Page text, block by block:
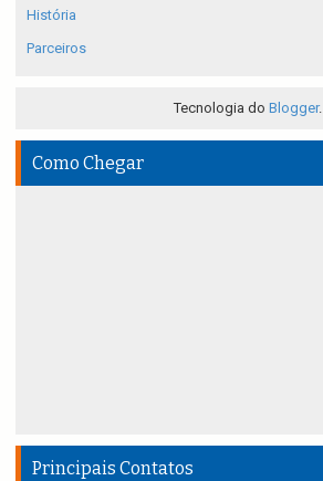
História
Parceiros
Tecnologia do Blogger.
Como Chegar
Principais Contatos